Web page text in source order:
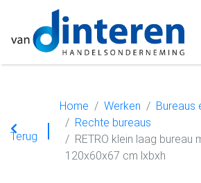
Terug
Home Werken
Bureaus
Rechte bureaus
RETRO klein laag bureau
120x60x67 cm lxbxh